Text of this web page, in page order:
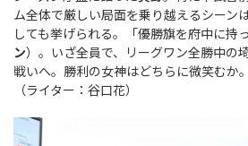
ム全体で厳しい局面を乗り越えるシーン
しても挙げられる。「優勝旗を府中に持
ン）。いざ全員で、リーグワン全勝中の
戦いへ。勝利の女神はどちらに微笑むか。
（ライター：谷口花）